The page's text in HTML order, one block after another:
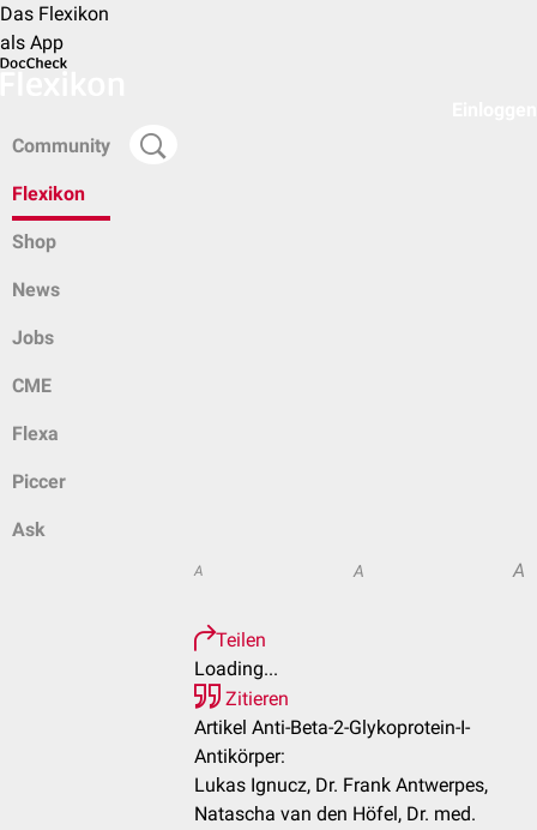
Das Flexikon
als App
Community
Flexikon
Shop
News
Jobs
CME
Flexa
Piccer
Ask
A A A
Teilen
Loading...
Zitieren
Artikel Anti-Beta-2-Glykoprotein-I-
Antikörper:
Lukas Ignucz, Dr. Frank Antwerpes,
Natascha van den Höfel, Dr. med.